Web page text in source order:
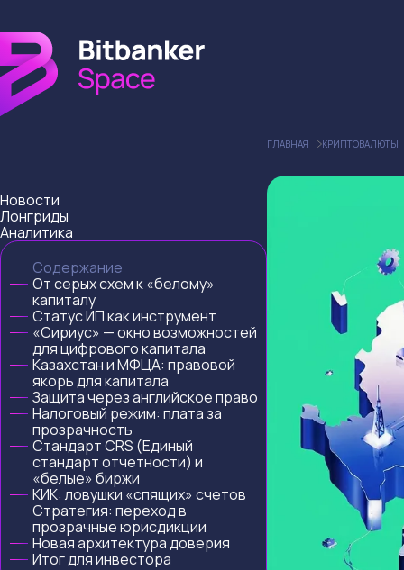
Новости
Лонгриды
Аналитика
Содержание
От серых схем к «белому»
капиталу
Статус ИП как инструмент
«Сириус» — окно возможностей
для цифрового капитала
Казахстан и МФЦА: правовой
якорь для капитала
Защита через английское право
Налоговый режим: плата за
прозрачность
Стандарт CRS (Единый
стандарт отчетности) и
«белые» биржи
КИК: ловушки «спящих» счетов
Стратегия: переход в
прозрачные юрисдикции
Новая архитектура доверия
Итог для инвестора
ГЛАВНАЯ КРИПТОВАЛЮТЫ